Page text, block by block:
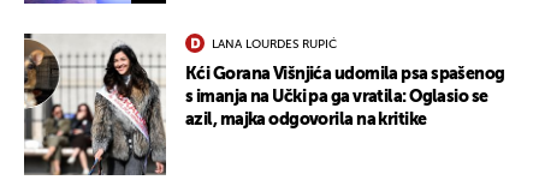
LANA LOURDES RUPIĆ
Kći Gorana Višnjića udomila psa spašenog
s imanja na Učki pa ga vratila: Oglasio se
azil, majka odgovorila na kritike